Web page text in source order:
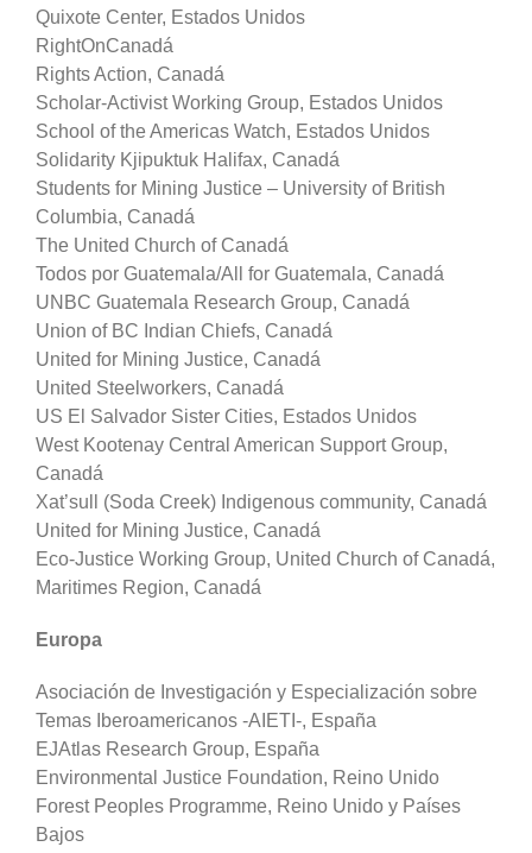
Quixote Center, Estados Unidos
RightOnCanadá
Rights Action, Canadá
Scholar-Activist Working Group, Estados Unidos
School of the Americas Watch, Estados Unidos
Solidarity Kjipuktuk Halifax, Canadá
Students for Mining Justice – University of British
Columbia, Canadá
The United Church of Canadá
Todos por Guatemala/All for Guatemala, Canadá
UNBC Guatemala Research Group, Canadá
Union of BC Indian Chiefs, Canadá
United for Mining Justice, Canadá
United Steelworkers, Canadá
US El Salvador Sister Cities, Estados Unidos
West Kootenay Central American Support Group,
Canadá
Xat’sull (Soda Creek) Indigenous community, Canadá
United for Mining Justice, Canadá
Eco-Justice Working Group, United Church of Canadá,
Maritimes Region, Canadá
Europa
Asociación de Investigación y Especialización sobre
Temas Iberoamericanos -AIETI-, España
EJAtlas Research Group, España
Environmental Justice Foundation, Reino Unido
Forest Peoples Programme, Reino Unido y Países
Bajos